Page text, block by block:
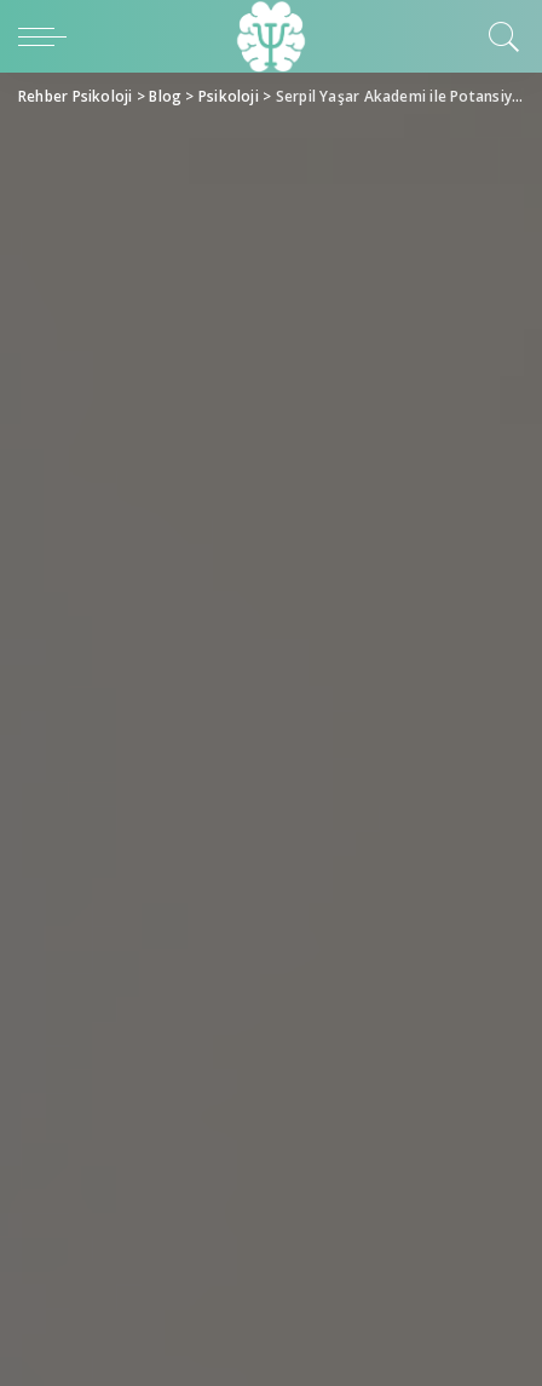
Rehber Psikoloji >Blog > Psikoloji > Serpil Yaşar Akademi ile Potansiyelinizi Keşfedin: Serpil Yaşar Rehberliğinde Yaşam Koçluğu